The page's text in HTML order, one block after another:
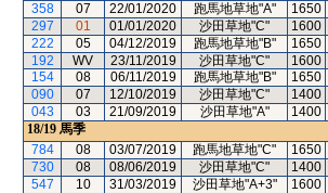
358
07 22/01/2020 跑馬地草地"A" 1650
297
01 01/01/2020 沙田草地"C" 1600
222
05 04/12/2019 跑馬地草地"B" 1650
192
WV 23/11/2019 沙田草地"C" 1600
154
08 06/11/2019 跑馬地草地"B" 1650
090
07 12/10/2019 沙田草地"C" 1400
043
03 21/09/2019 沙田草地"A" 1400
18/19 馬季
784
08 03/07/2019 跑馬地草地"C" 1650
730
08 08/06/2019 沙田草地"C" 1400
547
10 31/03/2019 沙田草地"A+3" 1600